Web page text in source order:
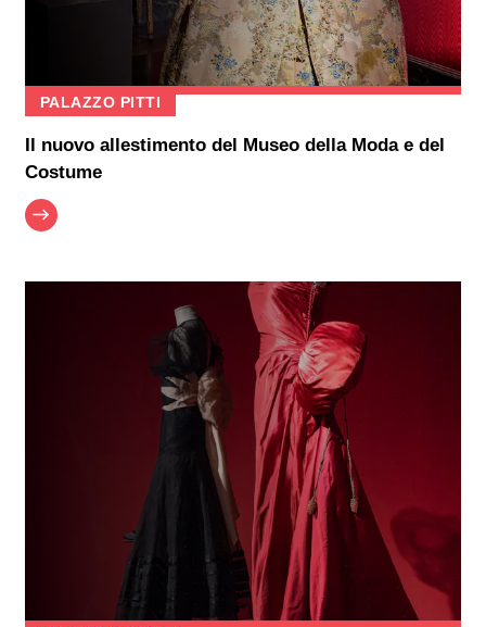
PALAZZO PITTI
Il nuovo allestimento del Museo della Moda e del
Costume